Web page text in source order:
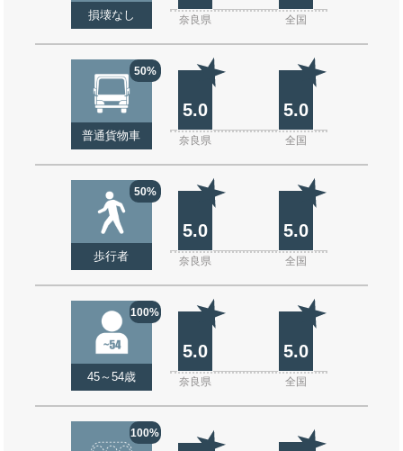
損壊なし 奈良県 全国
50%
普通貨物車
5.0 5.0
奈良県 全国
50%
歩行者
5.0 5.0
奈良県 全国
100%
45～54歳
5.0 5.0
奈良県 全国
100%